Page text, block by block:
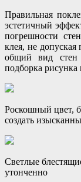
Правильная
эстетичный
погрешности
клея, не допуская
общий вид стен
подборка рисунка
Роскошный цвет,
создать
Светлые
утонченно